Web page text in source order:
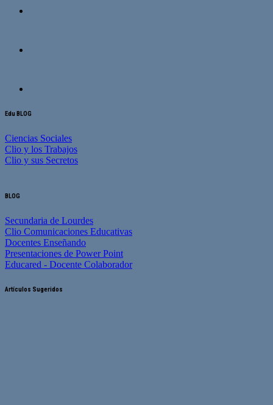
Edu BLOG
Ciencias Sociales
Clio y los Trabajos
Clio y sus Secretos
BLOG
Secundaria de Lourdes
Clio Comunicaciones Educativas
Docentes Enseñando
Presentaciones de Power Point
Educared - Docente Colaborador
Artículos Sugeridos